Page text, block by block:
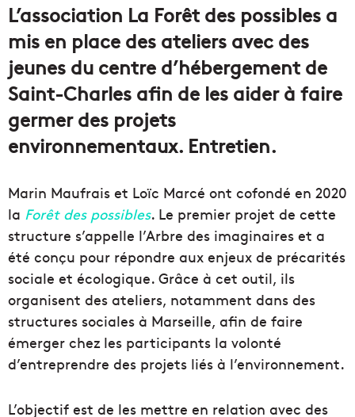
L’association La Forêt des possibles a
mis en place des ateliers avec des
jeunes du centre d’hébergement de
Saint-Charles afin de les aider à faire
germer des projets
environnementaux. Entretien.
Marin Maufrais et Loïc Marcé ont cofondé en 2020
la Forêt des possibles. Le premier projet de cette
structure s’appelle l’Arbre des imaginaires et a
été conçu pour répondre aux enjeux de précarités
sociale et écologique. Grâce à cet outil, ils
organisent des ateliers, notamment dans des
structures sociales à Marseille, afin de faire
émerger chez les participants la volonté
d’entreprendre des projets liés à l’environnement.
L’objectif est de les mettre en relation avec des